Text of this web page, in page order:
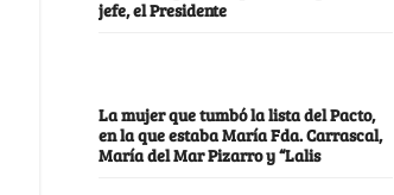
jefe, el Presidente
La mujer que tumbó la lista del Pacto,
en la que estaba María Fda. Carrascal,
María del Mar Pizarro y “Lalis